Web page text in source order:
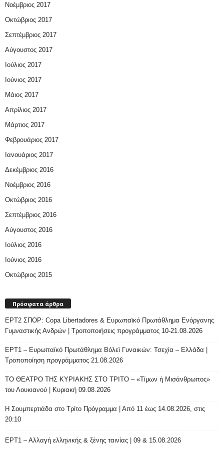
Νοέμβριος 2017
Οκτώβριος 2017
Σεπτέμβριος 2017
Αύγουστος 2017
Ιούλιος 2017
Ιούνιος 2017
Μάιος 2017
Απρίλιος 2017
Μάρτιος 2017
Φεβρουάριος 2017
Ιανουάριος 2017
Δεκέμβριος 2016
Νοέμβριος 2016
Οκτώβριος 2016
Σεπτέμβριος 2016
Αύγουστος 2016
Ιούλιος 2016
Ιούνιος 2016
Οκτώβριος 2015
Πρόσφατα άρθρα
ΕΡΤ2 ΣΠΟΡ: Copa Libertadores & Ευρωπαϊκό Πρωτάθλημα Ενόργανης
Γυμναστικής Ανδρών | Τροποποιήσεις προγράμματος 10-21.08.2026
ΕΡΤ1 – Ευρωπαϊκό Πρωτάθλημα Βόλεϊ Γυναικών: Τσεχία – Ελλάδα |
Τροποποίηση προγράμματος 21.08.2026
ΤΟ ΘΕΑΤΡΟ ΤΗΣ ΚΥΡΙΑΚΗΣ ΣΤΟ ΤΡΙΤΟ – «Τίμων ή Μισάνθρωπος»
του Λουκιανού | Κυριακή 09.08.2026
H Σουμπερτιάδα στο Τρίτο Πρόγραμμα | Από 11 έως 14.08.2026, στις
20:10
ΕΡΤ1 – Αλλαγή ελληνικής & ξένης ταινίας | 09 & 15.08.2026